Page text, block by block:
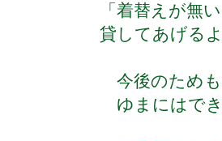
「着替えが無
貸してあげる
今後のため
ゆまにはで